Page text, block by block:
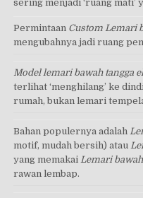
sering menjadi ‘ruang mati’
Permintaan Custom Lemari
mengubahnya jadi ruang
Model lemari bawah tangga
terlihat ‘menghilang’ ke
rumah, bukan lemari
Bahan populernya adalah
motif, mudah bersih) atau
yang memakaiLemari
rawan lembap.